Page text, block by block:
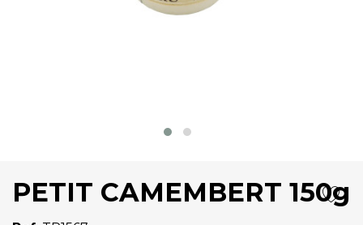
PETIT CAMEMBERT 150g